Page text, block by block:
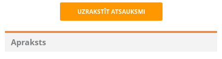
Recommend
UZRAKSTĪT ATSAUKSMI
Apraksts